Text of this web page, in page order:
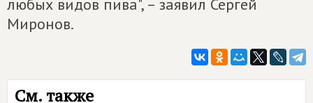
любых видов пива", – заявил Сергей
Миронов.
См. также